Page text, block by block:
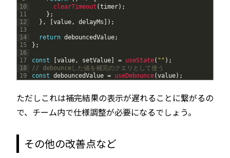
10
11
12
13
14
15
16
17
18
19
clearTimeout (timer) ;
} ;
} , value, delayMs ) ;
return debouncedValue;
} ;
const value, setValue = useState( "" ) ;
// debounceした値を補完のクエリとして使う
const debouncedValue = useDebounce(value) ;
ただしこれは補完結果の表示が遅れることに繋がるの
で、チーム内で仕様調整が必要になるでしょう。
その他の改善点など